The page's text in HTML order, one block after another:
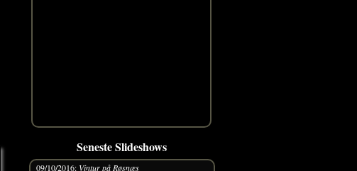
Seneste Slideshows
09/10/2016: Vintur på Røsnæs